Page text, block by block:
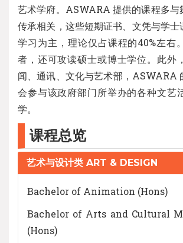
艺术学府。ASWARA 提供的课程多与
传承相关，这些短期证书、文凭与学士
学习为主，理论仅占课程的40%左右
者，还可攻读硕士或博士学位。此外
闻、通讯、文化与艺术部，ASWARA
会参与该政府部门所举办的各种文艺
学。
课程总览
艺术与设计类 ART & DESIGN
Bachelor of Animation (Hons)
Bachelor of Arts and Cultural
(Hons)